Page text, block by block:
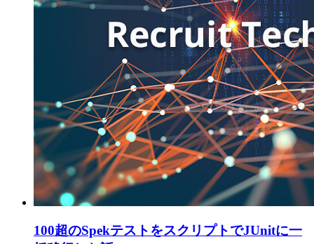
100超のSpekテストをスクリプトでJUnitに一